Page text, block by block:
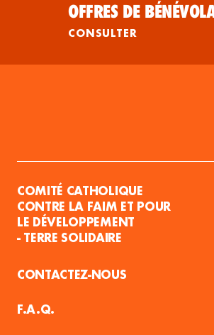
OFFRES DE
CONSULTER
COMITÉ CATHOLIQUE
CONTRE LA FAIM ET POUR
LE DÉVELOPPEMENT
- TERRE SOLIDAIRE
CONTACTEZ-NOUS
F.A.Q.